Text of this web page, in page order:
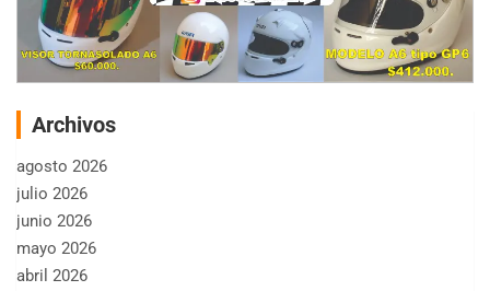
Archivos
agosto 2026
julio 2026
junio 2026
mayo 2026
abril 2026